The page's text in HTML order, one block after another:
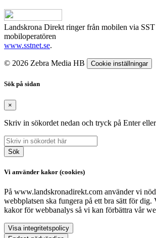
Landskrona Direkt ringer från mobilen via
mobiloperatören
www.sstnet.se.
© 2026 Zebra Media HB Cookie inställningar
Sök på sidan
×
Skriv in sökordet nedan och tryck på Enter
Sök
Vi använder kakor (cookies)
På www.landskronadirekt.com använder vi
webbplatsen ska fungera på ett bra sätt för dig.
kakor för webbanalys så vi kan förbättra vår
Visa integritetspolicy